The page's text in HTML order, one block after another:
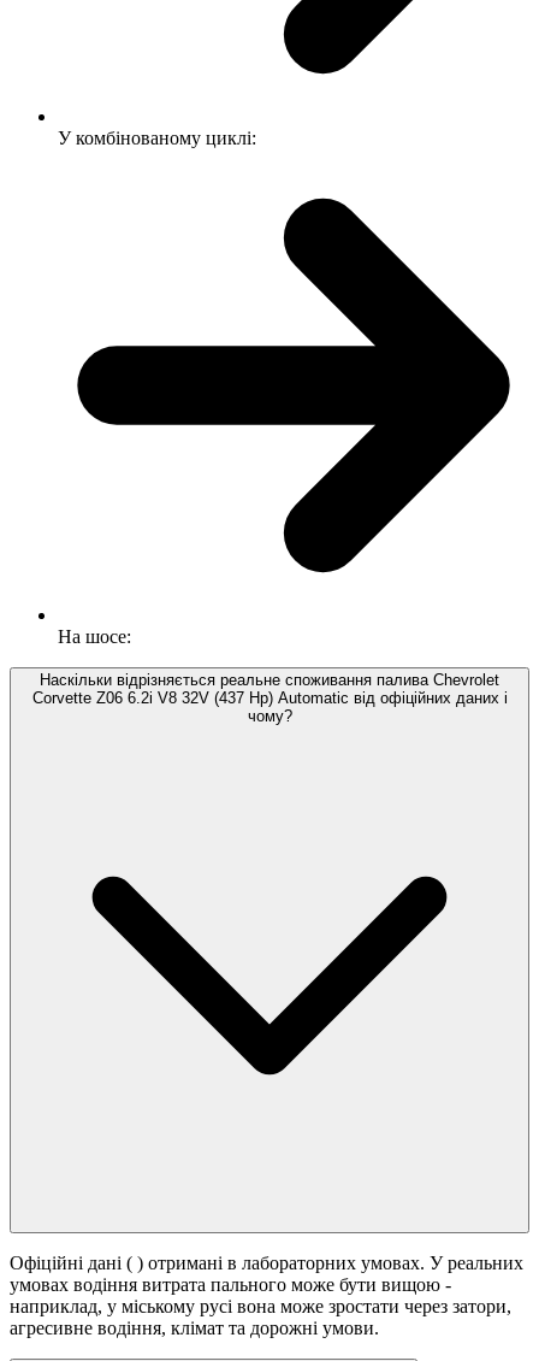
У комбінованому циклі:
На шосе:
Наскільки відрізняється реальне споживання палива Chevrolet
Corvette Z06 6.2i V8 32V (437 Hp) Automatic від офіційних даних і
чому?
Офіційні дані ( ) отримані в лабораторних умовах. У реальних
умовах водіння витрата пального може бути вищою -
наприклад, у міському русі вона може зростати через затори,
агресивне водіння, клімат та дорожні умови.